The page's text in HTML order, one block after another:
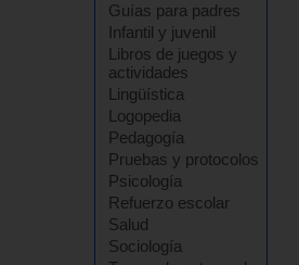
Guías para padres
Infantil y juvenil
Libros de juegos y
actividades
Lingüística
Logopedia
Pedagogía
Pruebas y protocolos
Psicología
Refuerzo escolar
Salud
Sociología